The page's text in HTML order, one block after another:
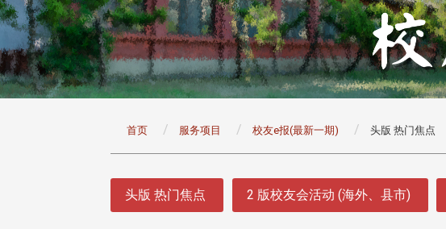
首页 服务项目 校友e报(最新一期) 头版 热门焦点
头版 热门焦点 2 版校友会活动 (海外、县市)